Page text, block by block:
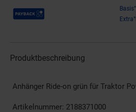
Payback Punkte
Produktbeschreibung
Anhänger Ride-on grün für Traktor
Artikelnummer: 2188371000